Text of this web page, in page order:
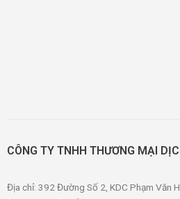
CÔNG TY TNHH THƯƠNG MẠI
Địa chỉ: 392 Đường Số 2, KDC Phạm Văn